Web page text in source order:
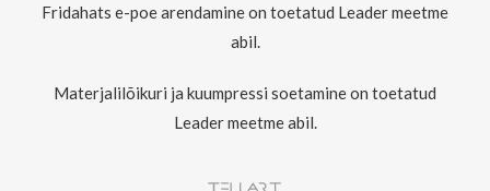
Fridahats e-poe arendamine on toetatud Leader meetme
abil.
Materjalilõikuri ja kuumpressi soetamine on toetatud
Leader meetme abil.